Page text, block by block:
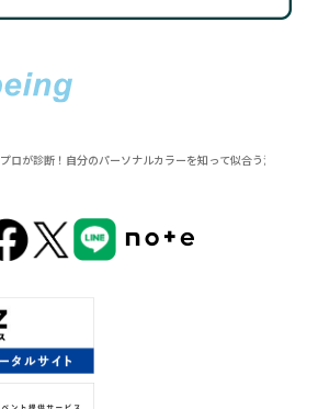
プロが診断！自分のパーソナルカラーを知って似合う洋服やメ